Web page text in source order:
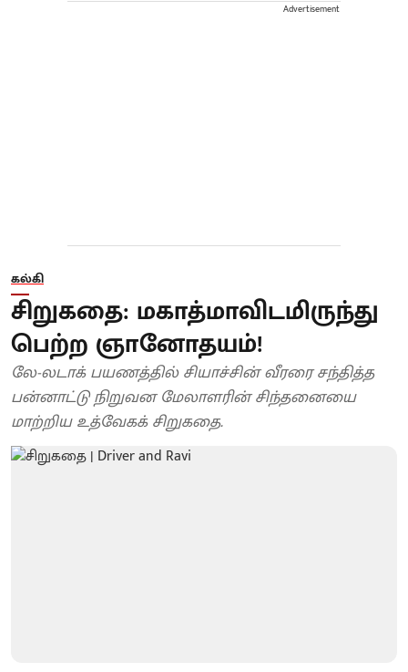
Advertisement
கல்கி
சிறுகதை: மகாத்மாவிடமிருந்து
பெற்ற ஞானோதயம்!
லே-லடாக் பயணத்தில் சியாச்சின் வீரரை சந்தித்த
பன்னாட்டு நிறுவன மேலாளரின் சிந்தனையை
மாற்றிய உத்வேகக் சிறுகதை.